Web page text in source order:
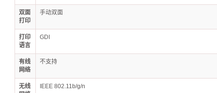
双面
打印
手动双面
打印
语言
GDI
有线
网络
不支持
无线
IEEE 802.11b/g/n